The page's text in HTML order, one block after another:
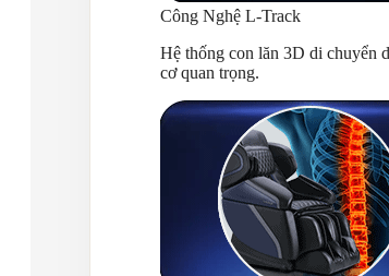
Công Nghệ L-Track
Hệ thống con lăn 3D di chuyển
cơ quan trọng.